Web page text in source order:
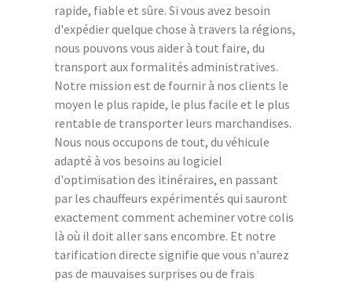
rapide, fiable et sûre. Si vous avez besoin
d'expédier quelque chose à travers la régions,
nous pouvons vous aider à tout faire, du
transport aux formalités administratives.
Notre mission est de fournir à nos clients le
moyen le plus rapide, le plus facile et le plus
rentable de transporter leurs marchandises.
Nous nous occupons de tout, du véhicule
adapté à vos besoins au logiciel
d'optimisation des itinéraires, en passant
par les chauffeurs expérimentés qui sauront
exactement comment acheminer votre colis
là où il doit aller sans encombre. Et notre
tarification directe signifie que vous n'aurez
pas de mauvaises surprises ou de frais